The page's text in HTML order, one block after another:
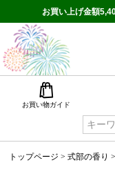
お買い上げ金額
お買い物ガイド
トップページ 式部の香り